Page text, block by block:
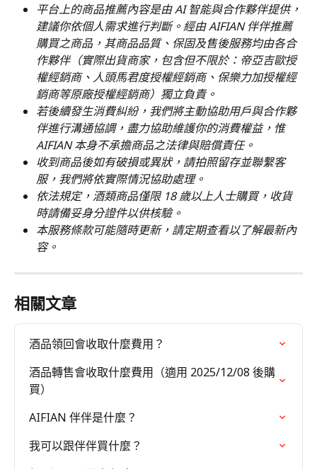
平台上的商品推薦內容是由 AI 智能與合作夥伴提供，
建議你依個人需求進行判斷。經由 AIFIAN 伴伴推薦
購買之商品，其商品品質、保固及售後服務均由各合
作夥伴（實際出貨商家，包含但不限於：帝亞吉歐授
權經銷商、人頭馬君度授權經銷商、保樂力加授權經
銷商等原廠授權經銷商）獨立負責。
若後續發生消費糾紛，我們將主動協助用戶與合作夥
伴進行溝通協調，盡力協助維護你的消費權益，惟
AIFIAN 本身不承擔商品之法律與賠償責任。
收到商品後如有破損或異狀，請拍照留存並聯繫客
服，我們將依實際情況協助處理。
依法規定，酒類商品僅限 18 歲以上人士購買，收貨
時請備妥身分證件以供核驗。
本服務條款可能隨時更新，請定期查看以了解最新內
容。
相關文章
酒品領回會收取什麼費用？
酒品轉售會收取什麼費用（適用 2025/12/08 後購
買）
AIFIAN 伴伴是什麼？
我可以跟伴伴買什麼？